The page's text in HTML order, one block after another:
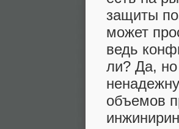
защиты
может
ведь
ли? Да,
объемов